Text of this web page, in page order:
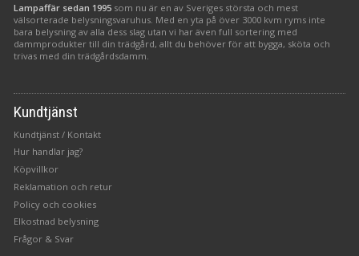
Lampaffär sedan 1995 som nu är en av Sveriges största och mest
välsorterade belysningsvaruhus. Med en yta på över 3000 kvm ryms inte
bara belysning av alla dess slag utan vi har även full sortering med
dammprodukter till din trädgård, allt du behöver för att bygga, sköta och
trivas med din trädgårdsdamm.
Kundtjänst
Kundtjänst / Kontakt
Hur handlar jag?
Köpvillkor
Reklamation och retur
Policy och cookies
Elkostnad belysning
Frågor & Svar